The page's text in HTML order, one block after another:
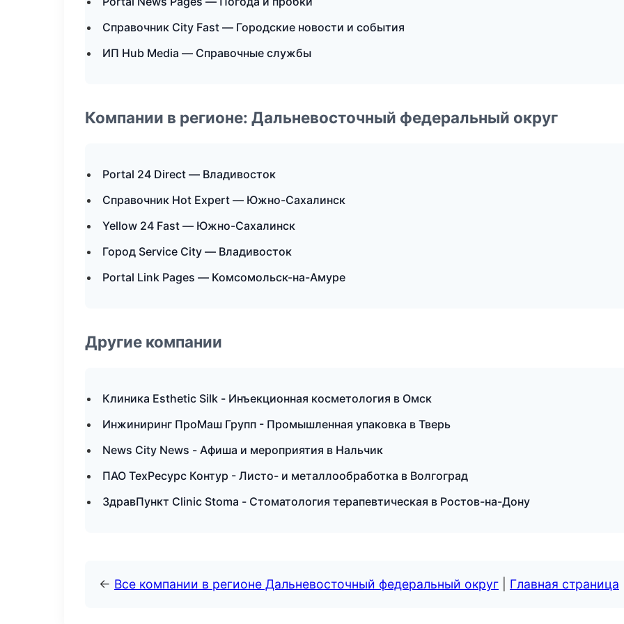
Справочник City Fast — Городские новости и события
ИП Hub Media — Справочные службы
Компании в регионе: Дальневосточный федеральный округ
Portal 24 Direct — Владивосток
Справочник Hot Expert — Южно-Сахалинск
Yellow 24 Fast — Южно-Сахалинск
Город Service City — Владивосток
Portal Link Pages — Комсомольск-на-Амуре
Другие компании
Клиника Esthetic Silk - Инъекционная косметология в Омск
Инжиниринг ПроМаш Групп - Промышленная упаковка в Тверь
News City News - Афиша и мероприятия в Нальчик
ПАО ТехРесурс Контур - Листо- и металлообработка в Волгоград
ЗдравПункт Clinic Stoma - Стоматология терапевтическая в Ростов-на-Дону
← Все компании в регионе Дальневосточный федеральный округ Главная страница